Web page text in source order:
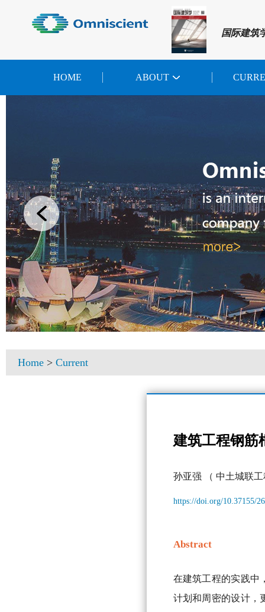
国际建筑
HOME ABOUT
Home > Current
建筑工程钢筋
孙亚强 （ 中土城联
https://doi.org/10.37155/
Abstract
在建筑工程的实践中
计划和周密的设计，